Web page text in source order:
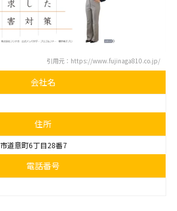
引用元：https://www.fujinaga810.co.jp/
会社名
住所
道意町6丁目28番7
電話番号